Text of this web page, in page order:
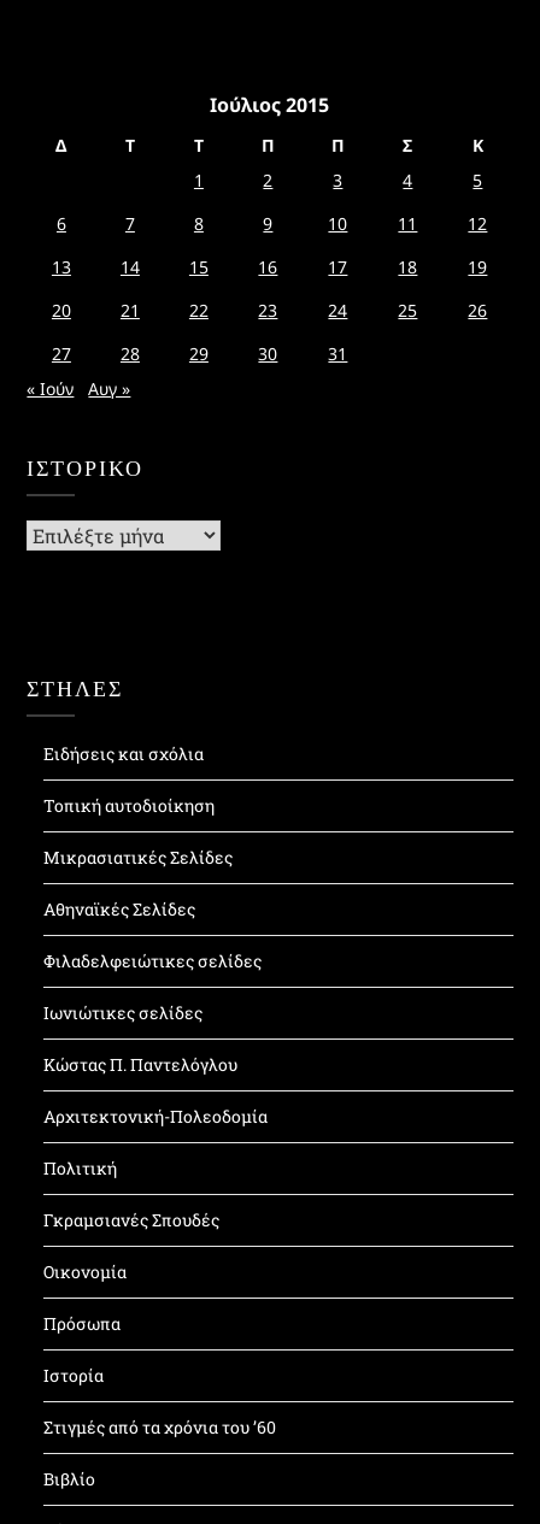
Ιούλιος 2015
Δ Τ Τ Π Π Σ
Κ
1
2 3 4
5
6
7 8 9 10 11
12
13
14 15 16 17 18
19
20
21 22 23 24 25
26
27
28 29 30
31
« Ιούν
Αυγ »
ΙΣΤΟΡΙΚΌ
Ιστορικό
ΣΤΗΛΕΣ
Ειδήσεις και σχόλια
Τοπική αυτοδιοίκηση
Μικρασιατικές Σελίδες
Αθηναϊκές Σελίδες
Φιλαδελφειώτικες σελίδες
Ιωνιώτικες σελίδες
Κώστας Π. Παντελόγλου
Αρχιτεκτονική-Πολεοδομία
Πολιτική
Γκραμσιανές Σπουδές
Οικονομία
Πρόσωπα
Ιστορία
Στιγμές από τα χρόνια του ’60
Βιβλίο